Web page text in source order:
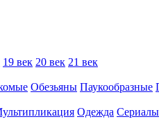
19 век 20 век 21 век
Обезьяны Паукообразные
Одежда Сериалы